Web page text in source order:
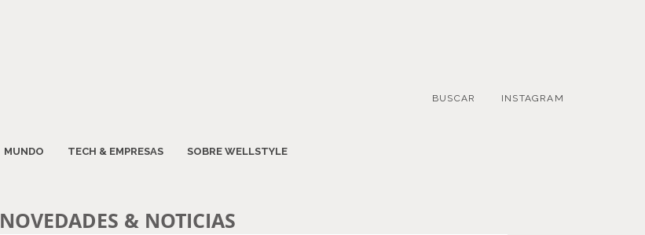
BUSCAR INSTAGRAM
MUNDO TECH & EMPRESAS SOBRE WELLSTYLE
NOVEDADES & NOTICIAS